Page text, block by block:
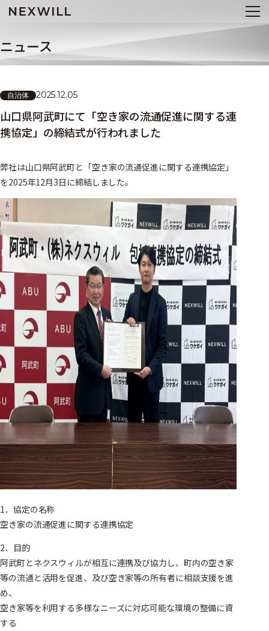
ニュース
自治体 2025.12.05
山口県阿武町にて「空き家の流通促進に関する連
携協定」の締結式が行われました
弊社は山口県阿武町と「空き家の流通促進に関する連携協定」
を2025年12月3日に締結しました。
1．協定の名称
空き家の流通促進に関する連携協定
2．目的
阿武町とネクスウィルが相互に連携及び協力し、町内の空き家
等の流通と活用を促進、及び空き家等の所有者に相談支援を進
め、
空き家等を利用する多様なニーズに対応可能な環境の整備に資
する